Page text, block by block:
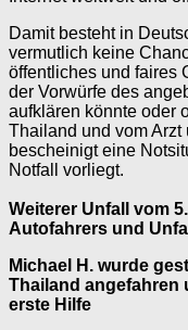
Damit besteht in
vermutlich keine
öffentliches und faires
der Vorwürfe des
aufklären könnte oder
Thailand und vom
bescheinigt eine
Notfall vorliegt.
Weiterer Unfall vom
Autofahrers und
Michael H. wurde
Thailand angefahren
erste Hilfe